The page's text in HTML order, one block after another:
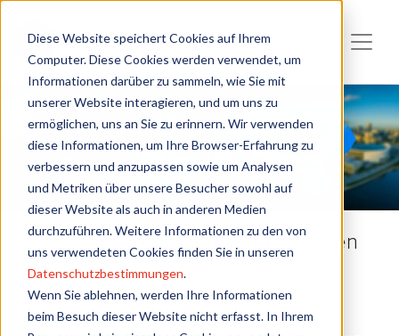
Diese Website speichert Cookies auf Ihrem
Computer. Diese Cookies werden verwendet, um
Informationen darüber zu sammeln, wie Sie mit
unserer Website interagieren, und um uns zu
ermöglichen, uns an Sie zu erinnern. Wir verwenden
diese Informationen, um Ihre Browser-Erfahrung zu
verbessern und anzupassen sowie um Analysen
und Metriken über unsere Besucher sowohl auf
dieser Website als auch in anderen Medien
durchzuführen. Weitere Informationen zu den von
uns verwendeten Cookies finden Sie in unseren
Datenschutzbestimmungen.
Wenn Sie ablehnen, werden Ihre Informationen
beim Besuch dieser Website nicht erfasst. In Ihrem
Rigi(B)log - heute von morgen lesen
Werte erhalten statt verschwenden -